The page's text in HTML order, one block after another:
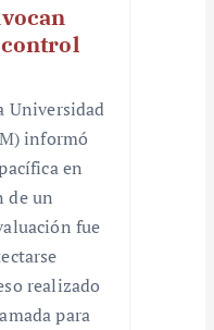
Universidad
informó
en
de un
fue
realizado
para